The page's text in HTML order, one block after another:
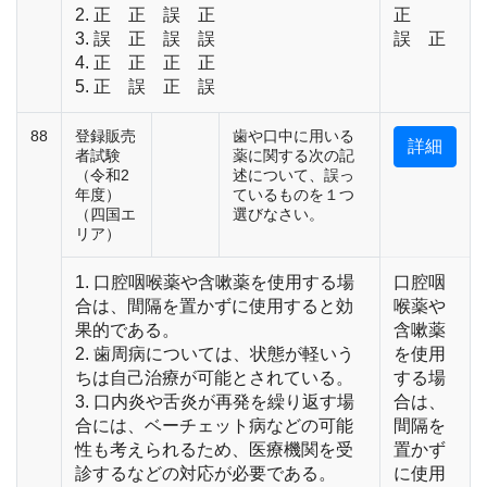
2. 正 正 誤 正
3. 誤 正 誤 誤
4. 正 正 正 正
5. 正 誤 正 誤
正
誤 正
88
登録販売
者試験
（令和2
年度）
（四国エ
リア）
歯や口中に用いる
薬に関する次の記
述について、誤っ
ているものを１つ
選びなさい。
詳細
1. 口腔咽喉薬や含嗽薬を使用する場
合は、間隔を置かずに使用すると効
果的である。
2. 歯周病については、状態が軽いう
ちは自己治療が可能とされている。
3. 口内炎や舌炎が再発を繰り返す場
合には、ベーチェット病などの可能
性も考えられるため、医療機関を受
診するなどの対応が必要である。
口腔咽
喉薬や
含嗽薬
を使用
する場
合は、
間隔を
置かず
に使用